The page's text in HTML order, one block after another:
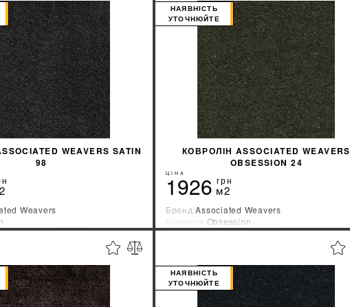
WEAVERS SATIN
98
Weavers
Бельгия
%
КОВРОЛІН ASSOCIATED WEAVERS
OBSESSION 24
НАЯВНІСТЬ
УТОЧНЮЙТЕ
ЦІНА
1926 грн
м2
Бренд:Associated Weavers
Колекція:Obsession
Країна-виробник:Бельгия
НАЯВНІСТЬ
УТОЧНЮЙТЕ